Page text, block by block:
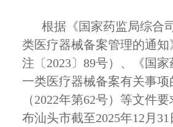
根据《国家药监局综合
类医疗器械备案管理的通
注 〔2023〕89号）、《国家
一类医疗器械备案有关事项
（2022年第62号）等文件要
布汕头市截至2025年12 月 31